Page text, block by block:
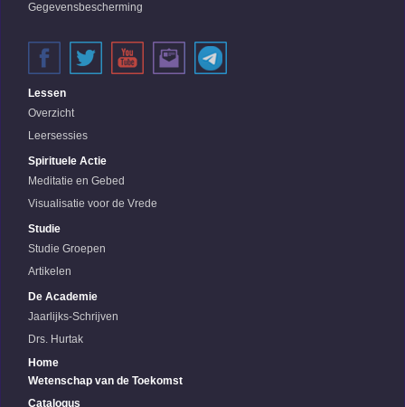
Gegevensbescherming
Lessen
Overzicht
Leersessies
Spirituele Actie
Meditatie en Gebed
Visualisatie voor de Vrede
Studie
Studie Groepen
Artikelen
De Academie
Jaarlijks-Schrijven
Drs. Hurtak
Home
Wetenschap van de Toekomst
Catalogus